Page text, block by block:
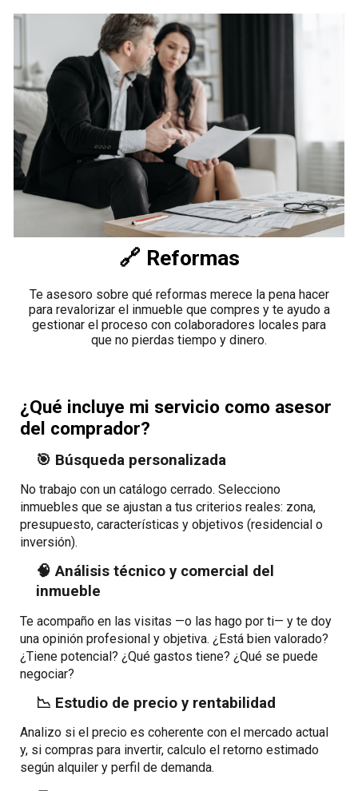
🔗 Reformas
Te asesoro sobre qué reformas merece la pena hacer
para revalorizar el inmueble que compres y te ayudo a
gestionar el proceso con colaboradores locales para
que no pierdas tiempo y dinero.
¿Qué incluye mi servicio como asesor
del comprador?
🎯 Búsqueda personalizada
No trabajo con un catálogo cerrado. Selecciono
inmuebles que se ajustan a tus criterios reales: zona,
presupuesto, características y objetivos (residencial o
inversión).
🧠 Análisis técnico y comercial del
inmueble
Te acompaño en las visitas —o las hago por ti— y te doy
una opinión profesional y objetiva. ¿Está bien valorado?
¿Tiene potencial? ¿Qué gastos tiene? ¿Qué se puede
negociar?
📉 Estudio de precio y rentabilidad
Analizo si el precio es coherente con el mercado actual
y, si compras para invertir, calculo el retorno estimado
según alquiler y perfil de demanda.